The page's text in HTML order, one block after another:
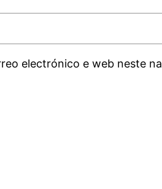
electrónico e web neste